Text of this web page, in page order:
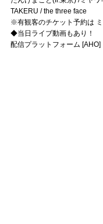
TAKERU / the three face
※有観客のチケット予約は
◆当日ライブ動画もあり！
配信プラットフォーム